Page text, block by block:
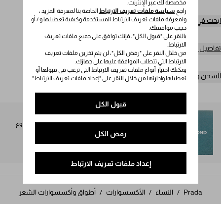
مخصصة لك عبر الإنترنت.
راجع سياسة ملفات تعريف الارتباط الخاصة بنا لمعرفة المزيد ،
ولمعرفة ملفات تعريف الارتباط المستخدمة وكيفية تعطيلها و / أو
حجب موافقتك.
بالنقر على "قبول الكل"، فإنك توافق على جميع ملفات تعريف
الارتباط.
من خلال النقر على "رفض الكل"، لن يتم تخزين ملفات تعريف
الارتباط التي تتطلب الموافقة عليها على جهازك.
يمكنك اختيار أنواع ملفات تعريف الارتباط التي ترغب في قبولها أو
تعطيلها وإدارتها من خلال النقر على "إعداد ملفات تعريف الارتباط".
قبول الكل
رفض الكل
إعداد ملفات تعريف الارتباط
ابحث في المتجر
تفاصيل المنتج
الشحن وعمليات الإرجاع مجاناً
SEA BEYOND
تُخصص نسبة 1% من عائدات مجموعة Prada Re-Nylon لمشروع
Prada
/ النساء / الأكسسوارات / أطواق وأكسسوارات الشعر